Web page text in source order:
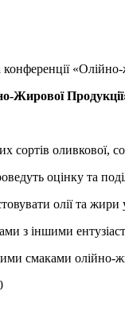
Жирової
сортів оливкової,
оцінку та
олії та жири
з іншими
смаками олійно-